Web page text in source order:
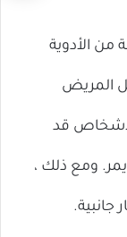
من الأدوية
المريض
قد
ومع ذلك ،
جانبية.